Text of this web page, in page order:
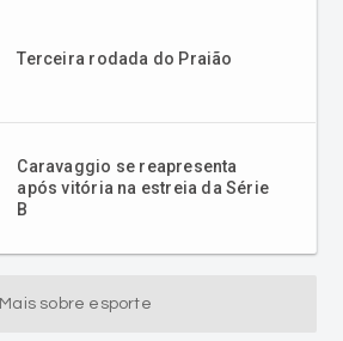
Terceira rodada do Praião
Caravaggio se reapresenta
após vitória na estreia da Série
B
Mais sobre esporte